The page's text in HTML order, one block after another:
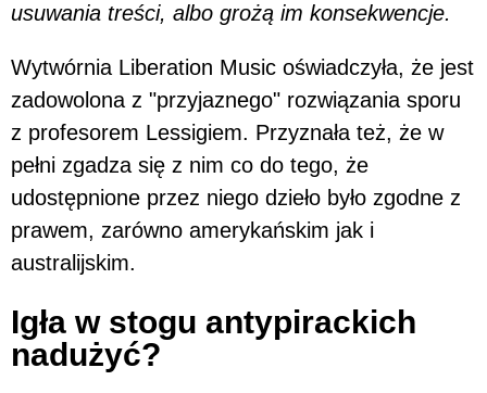
usuwania treści, albo grożą im konsekwencje.
Wytwórnia Liberation Music oświadczyła, że jest
zadowolona z "przyjaznego" rozwiązania sporu
z profesorem Lessigiem. Przyznała też, że w
pełni zgadza się z nim co do tego, że
udostępnione przez niego dzieło było zgodne z
prawem, zarówno amerykańskim jak i
australijskim.
Igła w stogu antypirackich
nadużyć?